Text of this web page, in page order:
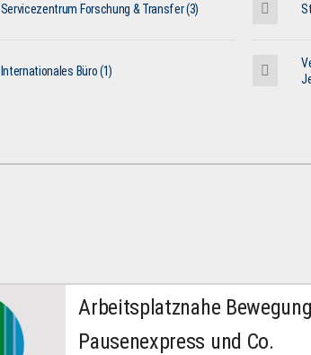
Servicezentrum Forschung & Transfer (3)
Internationales Büro (1)
Arbeitsplatznahe
Pausenexpress und Co.